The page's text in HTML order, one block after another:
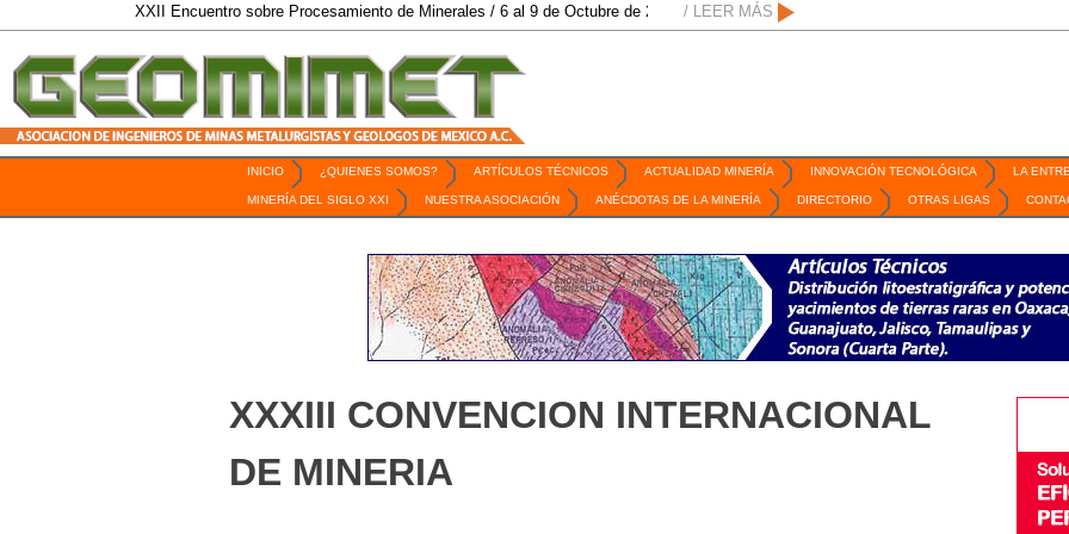
XXII Encuentro sobre Procesamiento de Minerales / 6 al 9 de Octubre de 2026 / San Luis Potosí, SLP // Mexico Mining Forum / 2 de septiembre
/ LEER MÁS
INICIO ¿QUIENES SOMOS? ARTÍCULOS TÉCNICOS ACTUALIDAD MINERÍA INNOVACIÓN TECNOLÓGICA LA
MINERÍA DEL SIGLO XXI NUESTRA ASOCIACIÓN ANÉCDOTAS DE LA MINERÍA DIRECTORIO OTRAS LIGAS
XXXIII CONVENCION INTERNACIONAL
DE MINERIA